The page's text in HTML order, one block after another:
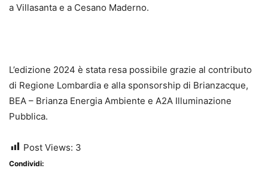
a Villasanta e a Cesano Maderno.
L’edizione 2024 è stata resa possibile grazie al contributo
di Regione Lombardia e alla sponsorship di Brianzacque,
BEA – Brianza Energia Ambiente e A2A Illuminazione
Pubblica.
Post Views: 3
Condividi: